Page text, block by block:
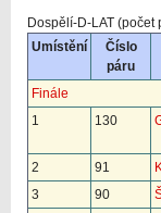
Dospělí-D-LAT (počet
Umístění
Číslo
páru
Finále
1
130
2
91
3
90